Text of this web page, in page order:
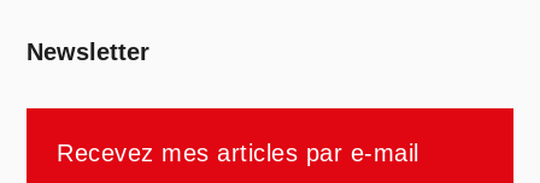
Newsletter
Recevez mes articles par e-mail